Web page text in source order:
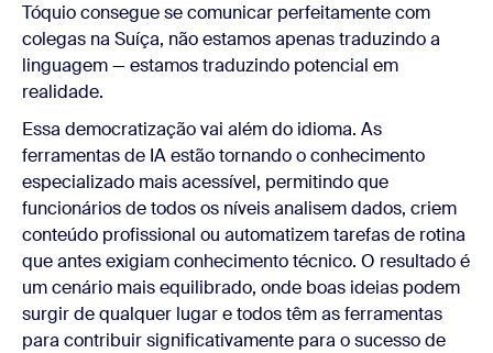
Tóquio consegue se comunicar perfeitamente com
colegas na Suíça, não estamos apenas traduzindo a
linguagem — estamos traduzindo potencial em
realidade.
Essa democratização vai além do idioma. As
ferramentas de IA estão tornando o conhecimento
especializado mais acessível, permitindo que
funcionários de todos os níveis analisem dados, criem
conteúdo profissional ou automatizem tarefas de rotina
que antes exigiam conhecimento técnico. O resultado é
um cenário mais equilibrado, onde boas ideias podem
surgir de qualquer lugar e todos têm as ferramentas
para contribuir significativamente para o sucesso de